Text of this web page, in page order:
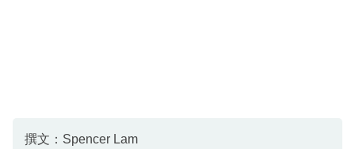
撰文：Spencer Lam